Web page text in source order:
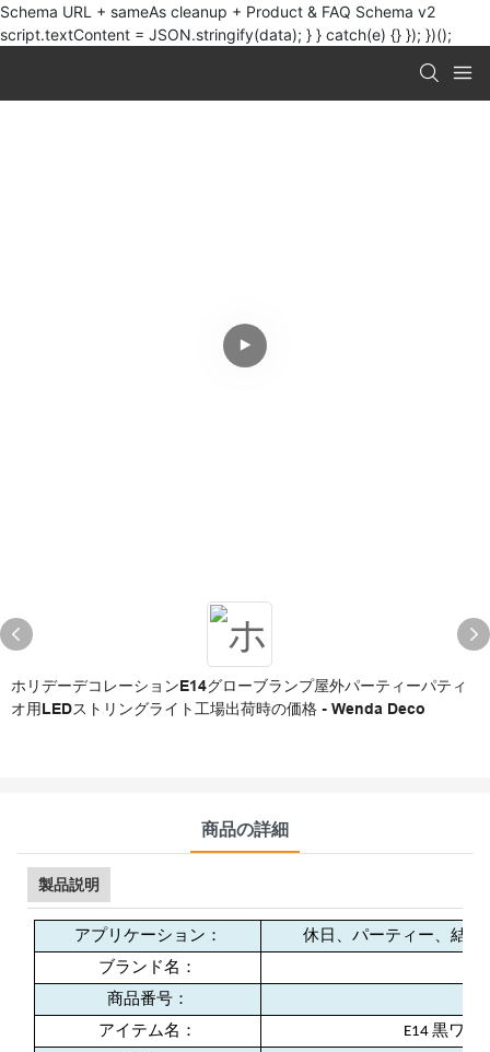
Schema URL + sameAs cleanup + Product & FAQ Schema v2
script.textContent = JSON.stringify(data); } } catch(e) {} }); })();
ホリデーデコレーションe14グローブランプ屋外パーティーパティ
オ用LEDストリングライト工場出荷時の価格 - Wenda Deco
商品の詳細
製品説明
アプリケーション：
休日、パーティー、結
ブランド名：
商品番号：
アイテム名：
E14 黒ワ